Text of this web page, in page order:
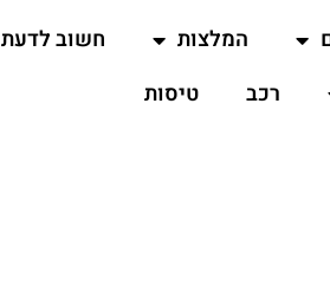
המלצות
חשוב לדעת
רכב טיסות